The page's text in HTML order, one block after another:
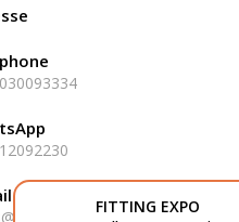
FITTING EXPO